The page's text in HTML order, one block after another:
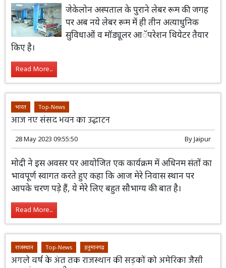
15 Jun 2023 14:20:27 Bykota
जेकेलोन अस्पताल के पुराने लेबर रूम की जगह
किए है।
Read More...
भारत Top-News
आज नए संसद भवन का उद्घाटन
28 May 2023 09:55:50 ByJaipur
मोदी ने इस अवसर पर आयोजित एक कार्यक्रम में
हैं, ये मेरे लिए बहुत सौभाग्य की बात है।
Read More...